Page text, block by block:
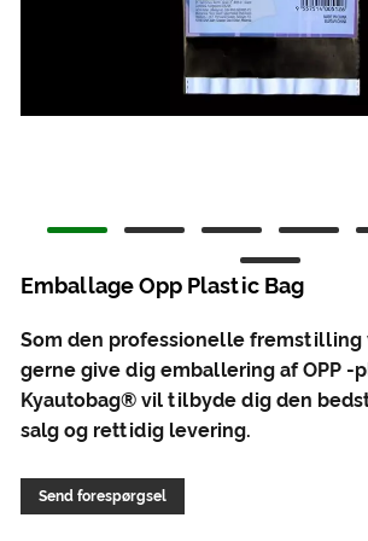
Emballage Opp Plastic Bag
Som den professionelle fremstilling
gerne give dig emballering af OPP -
Kyautobag® vil tilbyde dig den
salg og rettidig levering.
Send forespørgsel